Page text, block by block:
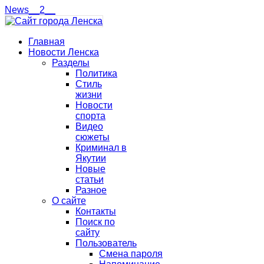
News__2__
Главная
Новости Ленска
Разделы
Политика
Стиль
жизни
Новости
спорта
Видео
сюжеты
Криминал в
Якутии
Новые
статьи
Разное
О сайте
Контакты
Поиск по
сайту
Пользователь
Смена пароля